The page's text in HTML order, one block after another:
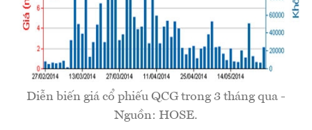
Diễn biến giá cổ phiếu QCG trong 3 tháng qua -
Nguồn: HOSE.